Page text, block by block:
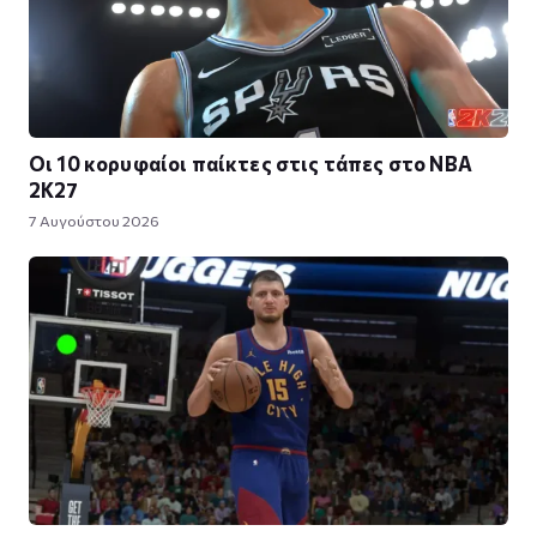
Οι 10 κορυφαίοι παίκτες στις τάπες στο NBA
2K27
7 Αυγούστου 2026